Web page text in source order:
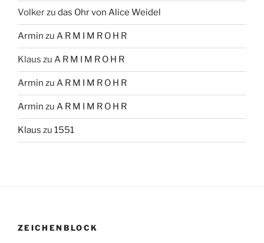
Volkerzu das Ohr von Alice Weidel
Armin zu A R M I M R O H R
Klaus zu A R M I M R O H R
Armin zu A R M I M R O H R
Armin zu A R M I M R O H R
Klaus zu 1551
ZEICHENBLOCK